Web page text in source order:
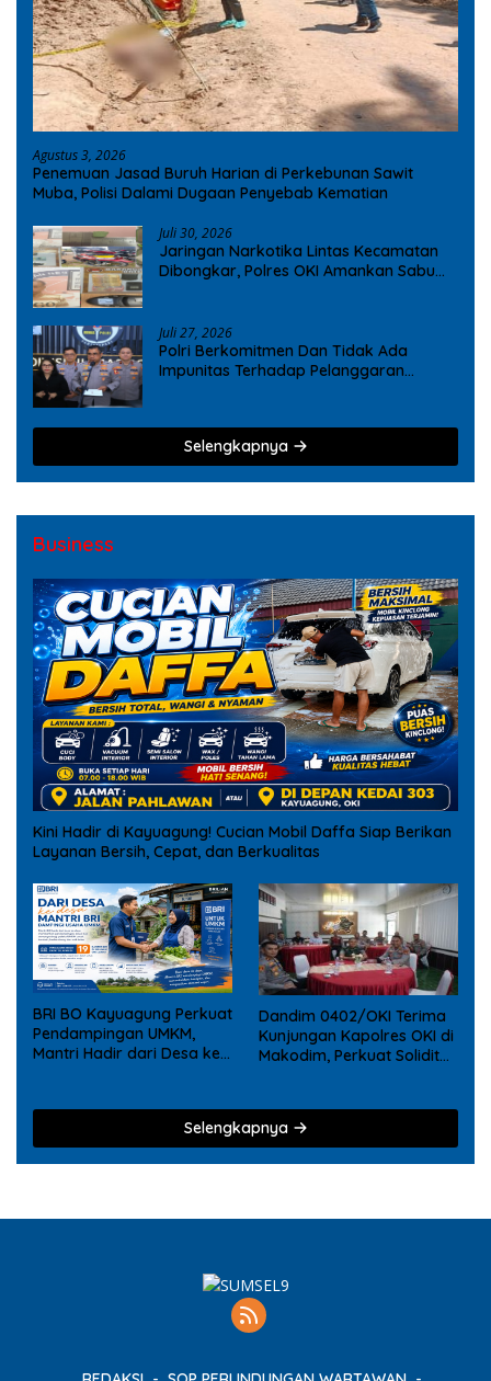
Agustus 3, 2026
Penemuan Jasad Buruh Harian di Perkebunan Sawit
Muba, Polisi Dalami Dugaan Penyebab Kematian
Juli 30, 2026
Jaringan Narkotika Lintas Kecamatan
Dibongkar, Polres OKI Amankan Sabu
Juli 27, 2026
Polri Berkomitmen Dan Tidak Ada
Impunitas Terhadap Pelanggaran
Selengkapnya
Business
Kini Hadir di Kayuagung! Cucian Mobil Daffa Siap Berikan
Layanan Bersih, Cepat, dan Berkualitas
BRI BO Kayuagung Perkuat
Pendampingan UMKM,
Mantri Hadir dari Desa ke
Dandim 0402/OKI Terima
Kunjungan Kapolres OKI di
Makodim, Perkuat Soliditas
Selengkapnya